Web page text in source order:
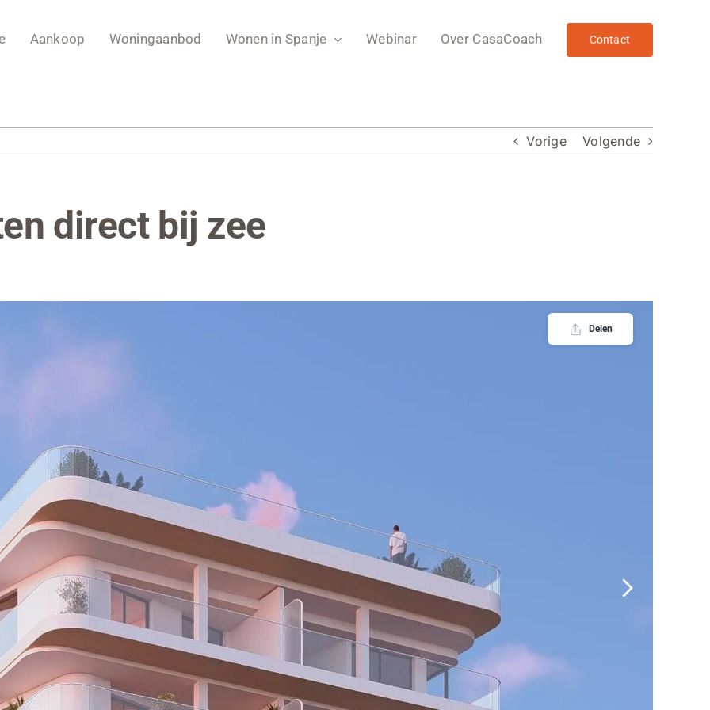
Aankoop Woningaanbod Wonen in Spanje Webinar Over CasaCoach Contact
Vorige Volgende
direct bij zee
Delen